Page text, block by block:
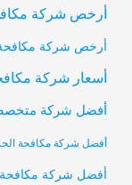
أرخص شركة
أرخص شركة
أسعار شركة
أفضل شركة
أفضل شركة مكافحة
أفضل شركة